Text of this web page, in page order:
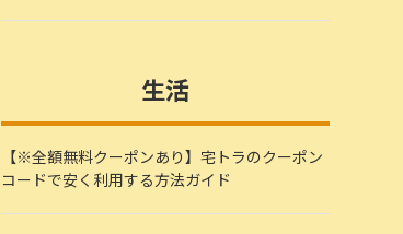
生活
【※全額無料クーポンあり】宅トラのクーポン
コードで安く利用する方法ガイド